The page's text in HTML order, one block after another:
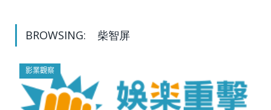
BROWSING: 柴智屏
影業觀察